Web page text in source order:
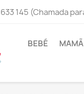
145 (Chamada
BEBÉ